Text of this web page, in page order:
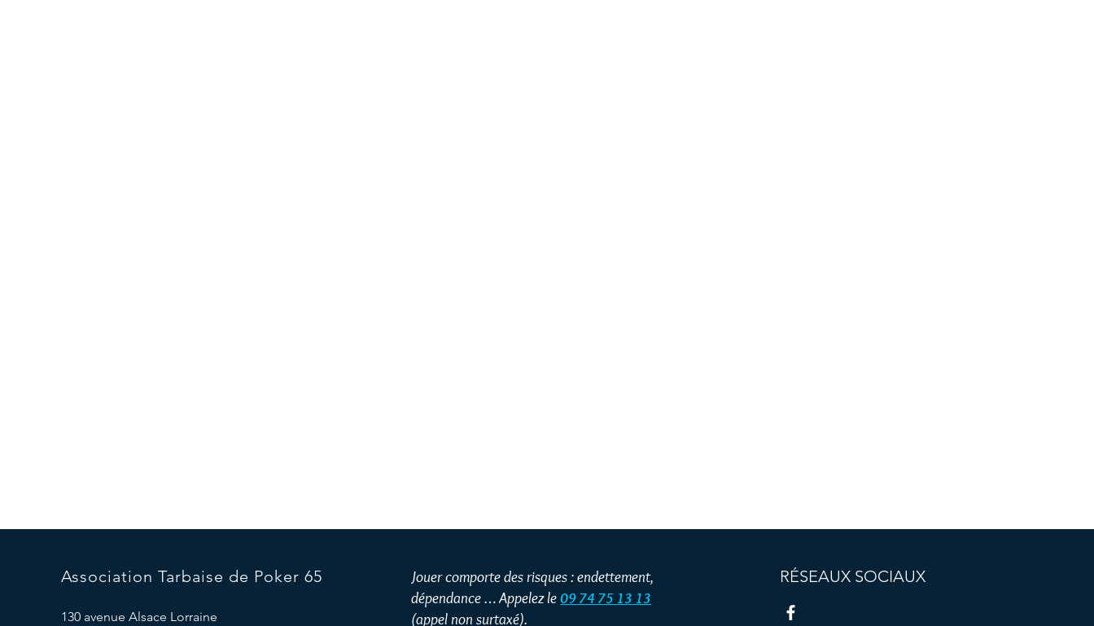
Association Tarbaise de Poker 65
130 avenue Alsace Lorraine
Jouer comporte des risques : endettement,
dépendance … Appelez le09 74 75 13 13
(appel non surtaxé).
RÉSEAUX SOCIAUX